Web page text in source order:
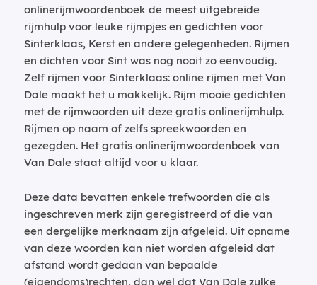
onlinerijmwoordenboek de meest uitgebreide
rijmhulp voor leuke rijmpjes en gedichten voor
Sinterklaas, Kerst en andere gelegenheden. Rijmen
en dichten voor Sint was nog nooit zo eenvoudig.
Zelf rijmen voor Sinterklaas: online rijmen met Van
Dale maakt het u makkelijk. Rijm mooie gedichten
met de rijmwoorden uit deze gratis onlinerijmhulp.
Rijmen op naam of zelfs spreekwoorden en
gezegden. Het gratis onlinerijmwoordenboek van
Van Dale staat altijd voor u klaar.
Deze data bevatten enkele trefwoorden die als
ingeschreven merk zijn geregistreerd of die van
een dergelijke merknaam zijn afgeleid. Uit opname
van deze woorden kan niet worden afgeleid dat
afstand wordt gedaan van bepaalde
(eigendoms)rechten, dan wel dat Van Dale zulke